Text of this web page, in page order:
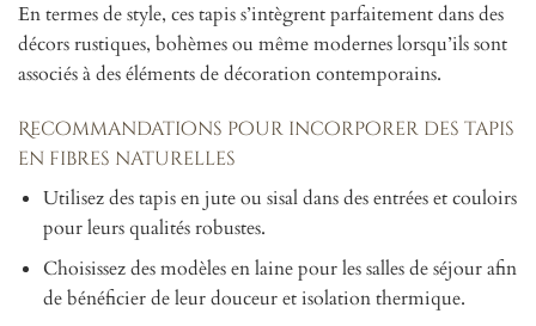
En termes de style, ces tapis s’intègrent parfaitement dans des
décors rustiques, bohèmes ou même modernes lorsqu’ils sont
associés à des éléments de décoration contemporains.
Recommandations pour incorporer des tapis
en fibres naturelles
Utilisez des tapis en jute ou sisal dans des entrées et couloirs
pour leurs qualités robustes.
Choisissez des modèles en laine pour les salles de séjour afin
de bénéficier de leur douceur et isolation thermique.